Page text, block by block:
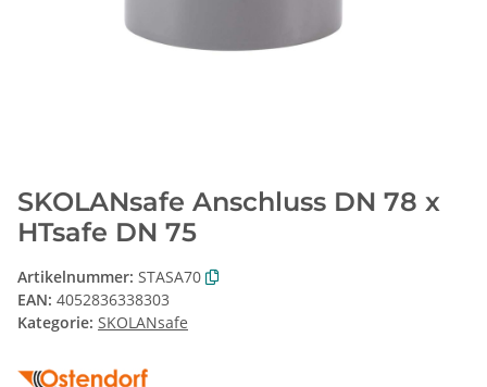
SKOLANsafe Anschluss DN 78 x
HTsafe DN 75
Artikelnummer: STASA70
EAN: 4052836338303
Kategorie: SKOLANsafe